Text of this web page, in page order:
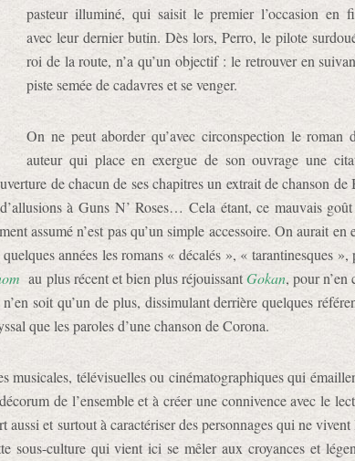
pasteur illuminé, qui saisit le premier l’occasion en
avec leur dernier butin. Dès lors, Perro, le pilote
roi de la route, n’a qu’un objectif : le retrouver en
piste semée de cadavres et se venger.
On ne peut aborder qu’avec circonspection le roman
auteur qui place en exergue de son ouvrage une
de chacun de ses chapitres un extrait de chanson de
à Guns N’ Roses… Cela étant, ce mauvais
assumé n’est pas qu’un simple accessoire. On aurait en
années les romans « décalés », « tarantinesques »,
au plus récent et bien plus réjouissantGokan, pour n’en
n’en soit qu’un de plus, dissimulant derrière quelques
que les paroles d’une chanson de Corona.
musicales, télévisuelles ou cinématographiques qui
de l’ensemble et à créer une connivence avec le
aussi et surtout à caractériser des personnages qui ne vivent
sous-culture qui vient ici se mêler aux croyances et